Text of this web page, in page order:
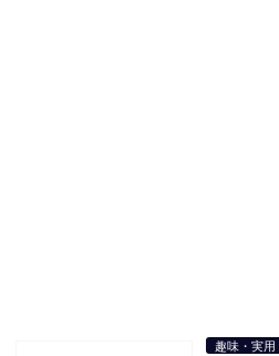
趣味・実用